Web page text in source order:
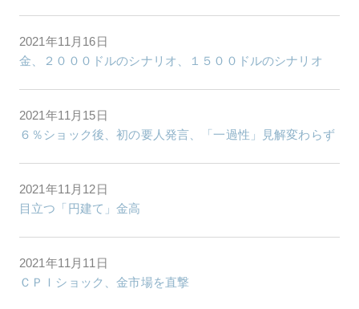
2021年11月16日
金、２０００ドルのシナリオ、１５００ドルのシナリオ
2021年11月15日
６％ショック後、初の要人発言、「一過性」見解変わらず
2021年11月12日
目立つ「円建て」金高
2021年11月11日
ＣＰＩショック、金市場を直撃